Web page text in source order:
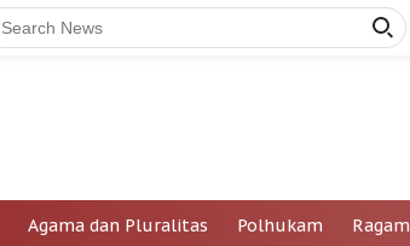
Agama dan Pluralitas Polhukam Ragam